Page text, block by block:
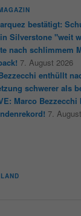
bestätigt:
Silverstone "weit
nach schlimmem
7. August 2026
enthüllt
schwerer als
Marco
7.